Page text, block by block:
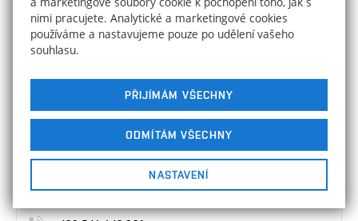
VEDOUCÍ SEKCE
+420 541 14
Sekce mechaniky
doc. Ing. Tomáš Návrat, Ph.D.
VEDOUCÍ SEKCE
nimi pracujete. Analytické a marketingové cookies
používáme a nastavujeme pouze po udělení vašeho
souhlasu.
PŘIJÍMÁM VŠECHNY
ODMÍTÁM VŠECHNY
NASTAVENÍ